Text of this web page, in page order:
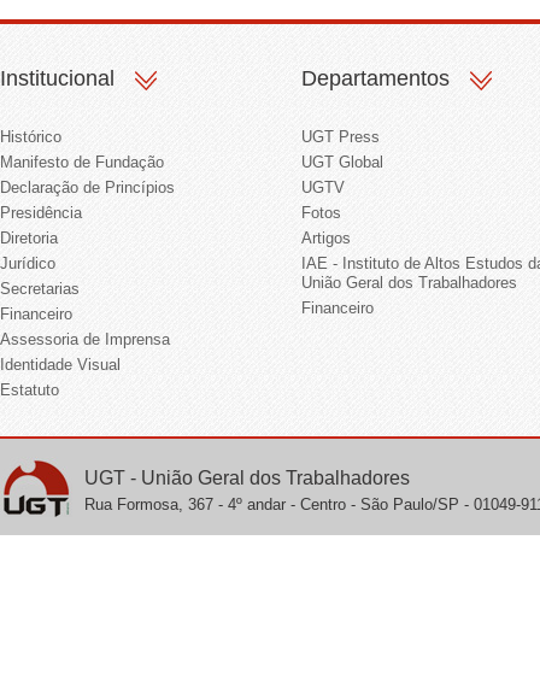
Institucional
Histórico
Manifesto de Fundação
Declaração de Princípios
Presidência
Diretoria
Jurídico
Secretarias
Financeiro
Assessoria de Imprensa
Identidade Visual
Estatuto
Departamentos
UGT Press
UGT Global
UGTV
Fotos
Artigos
IAE - Instituto de Altos Estudos
União Geral dos Trabalhadores
Financeiro
UGT - União Geral dos Trabalhadores
Rua Formosa, 367 - 4º andar - Centro - São Paulo/SP - 01049-